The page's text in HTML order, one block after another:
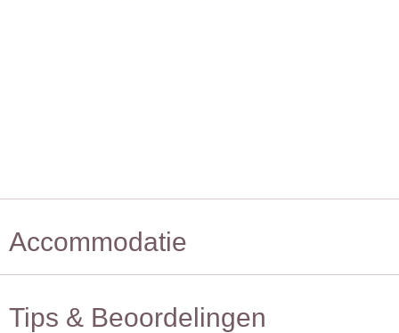
Accommodatie
Tips & Beoordelingen